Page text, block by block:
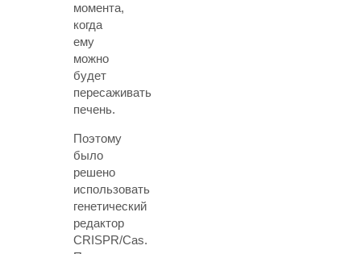
момента,
когда
ему
можно
будет
пересаживать
печень.
Поэтому
было
решено
использовать
генетический
редактор
CRISPR/Cas.